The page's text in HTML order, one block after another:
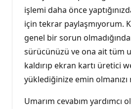
işlemi daha önce
için tekrar paylaşmıyorum.
genel bir sorun
sürücünüzü ve ona ait tüm
kaldırıp ekran kartı üretici
yüklediğinize emin
Umarım cevabım yardımcı